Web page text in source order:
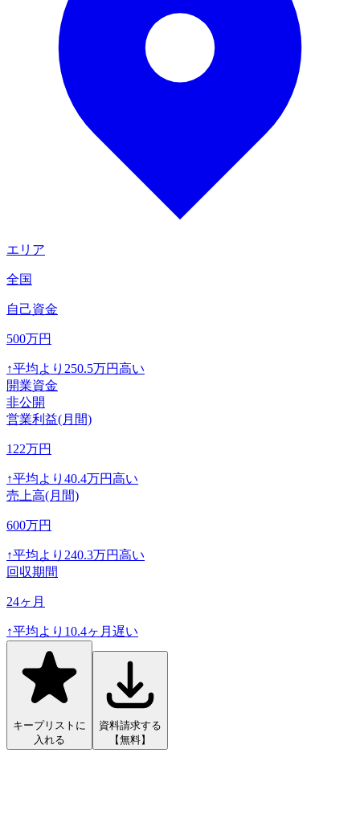
エリア
全国
自己資金
500万円
↑平均より 250.5万円高い
開業資金
非公開
営業利益(月間)
122万円
↑平均より 40.4万円高い
売上高(月間)
600万円
↑平均より 240.3万円高い
回収期間
24ヶ月
↑平均より 10.4ヶ月遅い
キープリストに
入れる
資料請求する
【無料】